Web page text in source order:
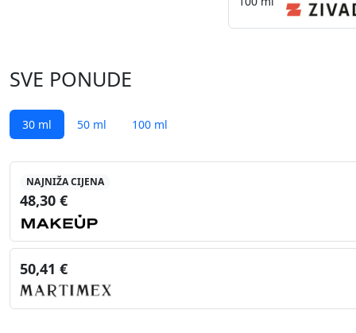
SVE PONUDE
30 ml 50 ml 100 ml
NAJNIŽA CIJENA
48,30 €
50,41 €